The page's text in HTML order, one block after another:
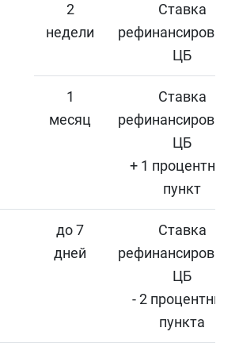
2
недели
Ставка
рефинансирования
ЦБ
1
месяц
Ставка
рефинансирования
ЦБ
+ 1 процентный
пункт
до 7
дней
Ставка
рефинансирования
ЦБ
- 2 процентных
пункта